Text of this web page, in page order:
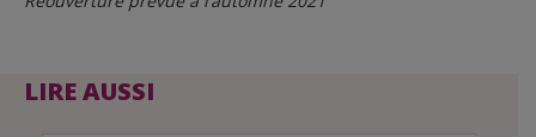
LIRE AUSSI